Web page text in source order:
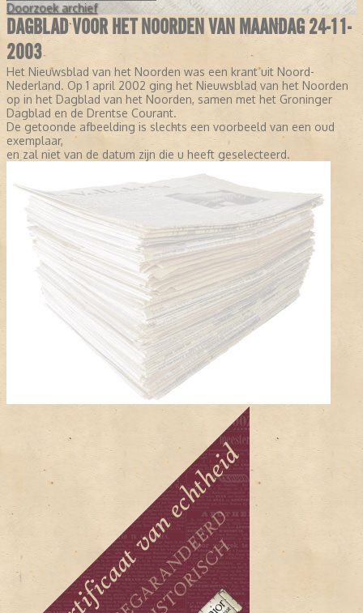
Doorzoek archief
DAGBLAD VOOR HET NOORDEN VAN MAANDAG 24-11-
2003
Het Nieuwsblad van het Noorden was een krant uit Noord-
Nederland. Op 1 april 2002 ging het Nieuwsblad van het Noorden
op in het Dagblad van het Noorden, samen met het Groninger
Dagblad en de Drentse Courant.
De getoonde afbeelding is slechts een voorbeeld van een oud
exemplaar,
en zal niet van de datum zijn die u heeft geselecteerd.